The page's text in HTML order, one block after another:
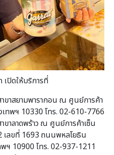
ปิดให้บริการที่
าสยามพารากอน ณ ศูนย์การค้า
ทพฯ 10330 โทร. 02-610-7766
าลาดพร้าว ณ ศูนย์การค้าเซ็น
เลขที่ 1693 ถนนพหลโยธิน
พฯ 10900 โทร. 02-937-1211